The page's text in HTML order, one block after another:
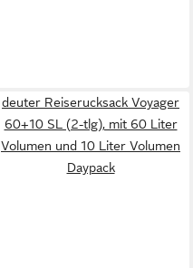
deuter Reiserucksack Voyager
60+10 SL (2-tlg), mit 60 Liter
Volumen und 10 Liter Volumen
Daypack